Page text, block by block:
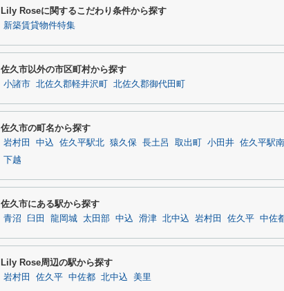
Lily Roseに関するこだわり条件から探す
新築賃貸物件特集
佐久市以外の市区町村から探す
小諸市 北佐久郡軽井沢町 北佐久郡御代田町
佐久市の町名から探す
岩村田 中込 佐久平駅北 猿久保 長土呂 取出町 小田井 佐久平駅南
下越
佐久市にある駅から探す
青沼 臼田 龍岡城 太田部 中込 滑津 北中込 岩村田 佐久平 中佐
Lily Rose周辺の駅から探す
岩村田 佐久平 中佐都 北中込 美里